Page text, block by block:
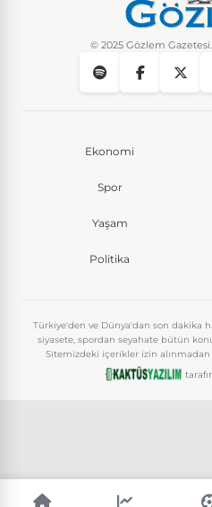
© 2025 Gözlem Gazetesi.
Ekonomi
Spor
Yaşam
Politika
Türkiye'den ve Dünya'dan son dakika
siyasete, spordan seyahate bütün
Sitemizdeki içerikler izin